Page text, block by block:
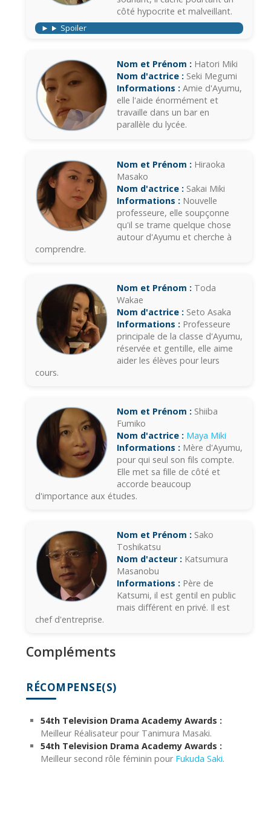
côté hypocrite et malveillant.
Spoiler
Nom et Prénom : Hatori Miki
Nom d'actrice : Seki Megumi
Informations : Amie d'Ayumu,
elle l'aide énormément et
travaille dans un bar en
parallèle du lycée.
Nom et Prénom : Hiraoka
Masako
Nom d'actrice : Sakai Miki
Informations : Nouvelle
professeure, elle soupçonne
qu'il se trame quelque chose
autour d'Ayumu et cherche à
comprendre.
Nom et Prénom : Toda
Wakae
Nom d'actrice : Seto Asaka
Informations : Professeure
principale de la classe d'Ayumu,
réservée et gentille, elle aime
aider les élèves pour leurs
cours.
Nom et Prénom : Shiiba
Fumiko
Nom d'actrice : Maya Miki
Informations : Mère d'Ayumu,
pour qui seul son fils compte.
Elle met sa fille de côté et
accorde beaucoup
d'importance aux études.
Nom et Prénom : Sako
Toshikatsu
Nom d'acteur : Katsumura
Masanobu
Informations : Père de
Katsumi, il est gentil en public
mais différent en privé. Il est
chef d'entreprise.
Compléments
RÉCOMPENSE(S)
54th Television Drama Academy Awards :
Meilleur Réalisateur pour Tanimura Masaki.
54th Television Drama Academy Awards :
Meilleur second rôle féminin pour Fukuda Saki.